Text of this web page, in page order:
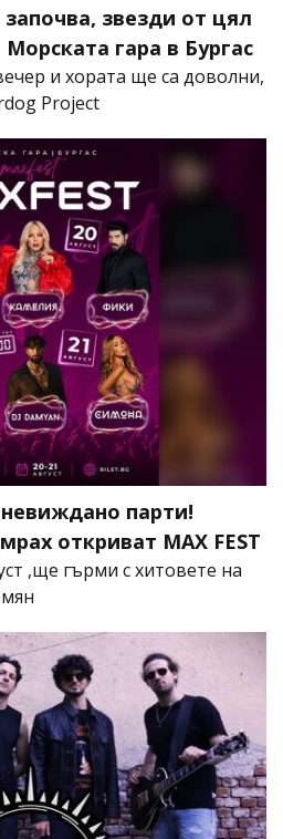
започва, звезди от цял
гара в Бургас
и хората ще са доволни,
Project
невиждано парти!
откриват MAX FEST
,ще гърми с хитовете на